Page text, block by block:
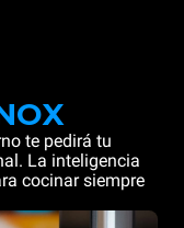
te pedirá tu
La inteligencia
cocinar siempre